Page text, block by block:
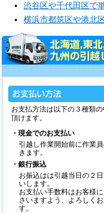
渋谷区や千代田区で
横浜市都筑区や港北
お支払方法は以下の３種類
頂けます。
・現金でのお支払い
引越し作業開始前に作業
きます。
・銀行振込
お振込はは引越当日の２
いします。
お支払い手数料はお客様
さいますよう、よろしく
す。